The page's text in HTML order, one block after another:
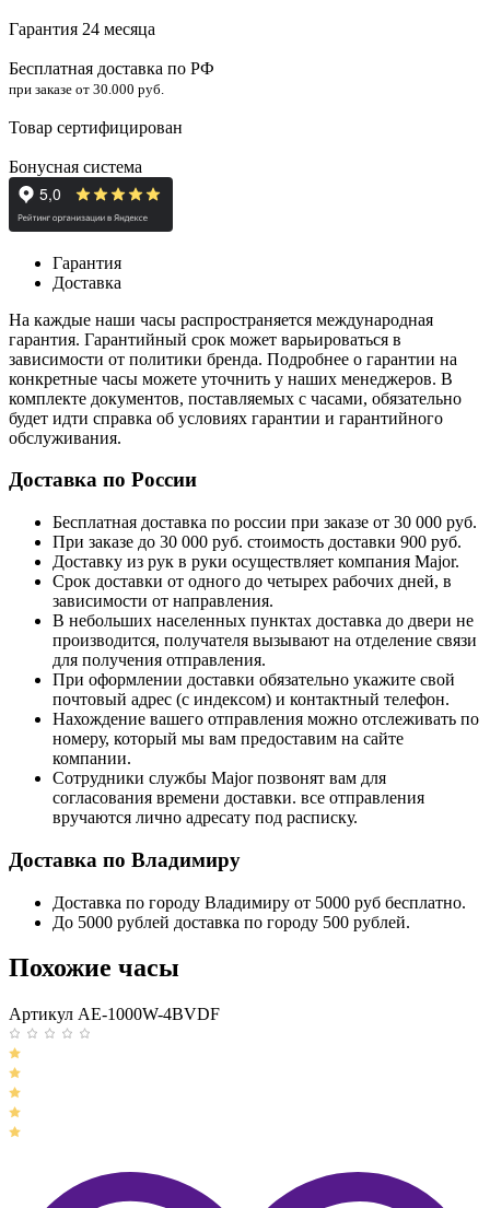
Гарантия 24 месяца
Бесплатная доставка по РФ
при заказе от 30.000 руб.
Товар сертифицирован
Бонусная система
Гарантия
Доставка
На каждые наши часы распространяется международная
гарантия. Гарантийный срок может варьироваться в
зависимости от политики бренда. Подробнее о гарантии на
конкретные часы можете уточнить у наших менеджеров. В
комплекте документов, поставляемых с часами, обязательно
будет идти справка об условиях гарантии и гарантийного
обслуживания.
Доставка по России
Бесплатная доставка по россии при заказе от 30 000 руб.
При заказе до 30 000 руб. стоимость доставки 900 руб.
Доставку из рук в руки осуществляет компания Major.
Срок доставки от одного до четырех рабочих дней, в
зависимости от направления.
В небольших населенных пунктах доставка до двери не
производится, получателя вызывают на отделение связи
для получения отправления.
При оформлении доставки обязательно укажите свой
почтовый адрес (с индексом) и контактный телефон.
Нахождение вашего отправления можно отслеживать по
номеру, который мы вам предоставим на сайте
компании.
Сотрудники службы Major позвонят вам для
согласования времени доставки. все отправления
вручаются лично адресату под расписку.
Доставка по Владимиру
Доставка по городу Владимиру от 5000 руб бесплатно.
До 5000 рублей доставка по городу 500 рублей.
Похожие часы
Артикул AE-1000W-4BVDF